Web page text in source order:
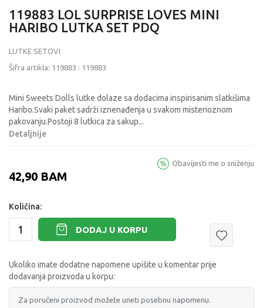
119883 LOL SURPRISE LOVES MINI
HARIBO LUTKA SET PDQ
LUTKE SETOVI
Šifra artikla: 119883 : 119883
Mini Sweets Dolls lutke dolaze sa dodacima inspirisanim slatkišima
Haribo.Svaki paket sadrži iznenađenja u svakom misterioznom
pakovanju.Postoji 8 lutkica za sakup...
Detaljnije
42,90 BAM
Obavijesti me o sniženju
Količina:
DODAJ U KORPU
Ukoliko imate dodatne napomene upišite u komentar prije
dodavanja proizvoda u korpu: